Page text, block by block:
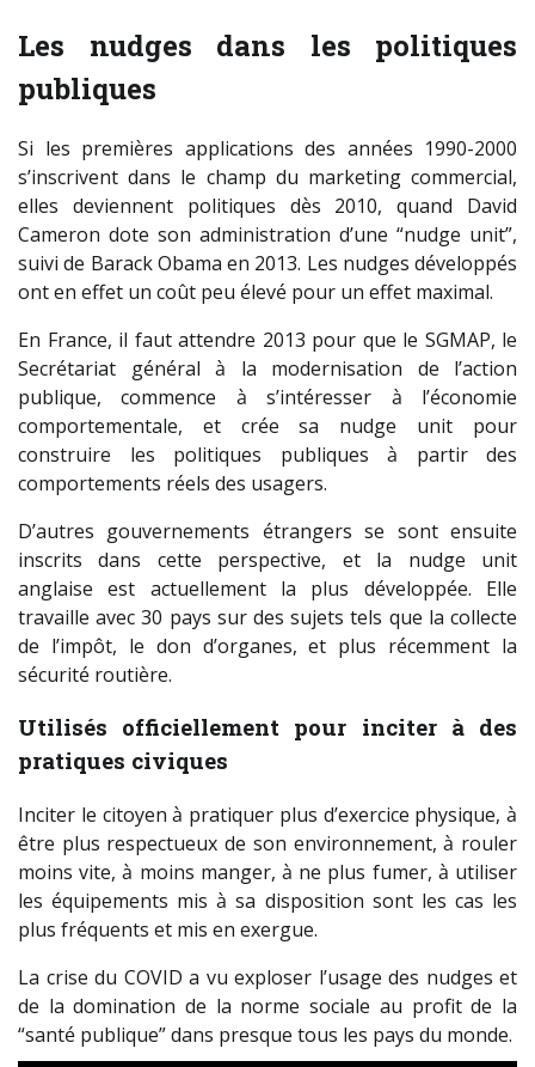
Les nudges dans les politiques
publiques
Si les premières applications des années 1990-2000
s’inscrivent dans le champ du marketing commercial,
elles deviennent politiques dès 2010, quand David
Cameron dote son administration d’une “nudge unit”,
suivi de Barack Obama en 2013. Les nudges développés
ont en effet un coût peu élevé pour un effet maximal.
En France, il faut attendre 2013 pour que le SGMAP, le
Secrétariat général à la modernisation de l’action
publique, commence à s’intéresser à l’économie
comportementale, et crée sa nudge unit pour
construire les politiques publiques à partir des
comportements réels des usagers.
D’autres gouvernements étrangers se sont ensuite
inscrits dans cette perspective, et la nudge unit
anglaise est actuellement la plus développée. Elle
travaille avec 30 pays sur des sujets tels que la collecte
de l’impôt, le don d’organes, et plus récemment la
sécurité routière.
Utilisés officiellement pour inciter à des
pratiques civiques
Inciter le citoyen à pratiquer plus d’exercice physique, à
être plus respectueux de son environnement, à rouler
moins vite, à moins manger, à ne plus fumer, à utiliser
les équipements mis à sa disposition sont les cas les
plus fréquents et mis en exergue.
La crise du COVID a vu exploser l’usage des nudges et
de la domination de la norme sociale au profit de la
“santé publique” dans presque tous les pays du monde.